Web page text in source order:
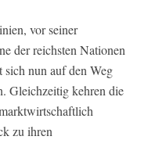
vor seiner
der reichsten Nationen
nun auf den Weg
Gleichzeitig kehren die
zu ihren